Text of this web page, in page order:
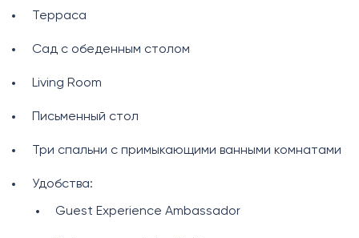
Терраса
Сад с обеденным столом
Living Room
Письменный стол
Три спальни с примыкающими ванными комнатами
Удобства:
Guest Experience Ambassador